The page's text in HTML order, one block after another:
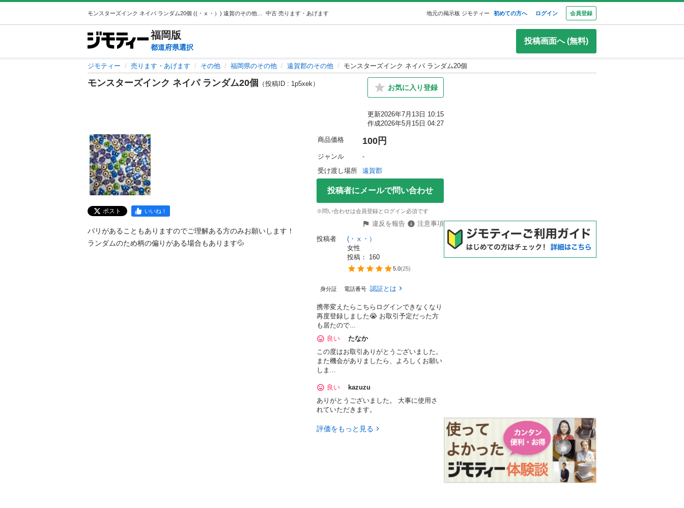
中古 売ります・あげます 地元の掲示板 ジモティー 初めての方へ ログイン 会員登録
福岡版
都道府県選択
投稿画面へ (無料)
ジモティー 売ります・あげます その他 福岡県のその他 遠賀郡のその他 モンスターズインク ネイパ ランダム20個
モンスターズインク ネイパ ランダム20個 （投稿ID : 1p5xek） お気に入り登録
更新2026年7月13日 10:15
作成2026年5月15日 04:27
ポスト いいね！
バリがあることもありますのでご理解ある方のみお願いします！
ランダムのため柄の偏りがある場合もあります💦
商品価格 100円
ジャンル
-
受け渡し場所
遠賀郡
投稿者にメールで問い合わせ
※問い合わせは会員登録とログイン必須です
違反を報告
注意事項
投稿者
(・ⅹ・）
女性
投稿： 160
5.0(25)
身分証 電話番号 認証とは
携帯変えたらこちらログインできなくなり
再度登録しました😭 お取引予定だった方
も居たので...
良い
たなか
この度はお取引ありがとうございました。
また機会がありましたら、よろしくお願い
しま...
良い
kazuzu
ありがとうございました。 大事に使用さ
れていただきます。
評価をもっと見る